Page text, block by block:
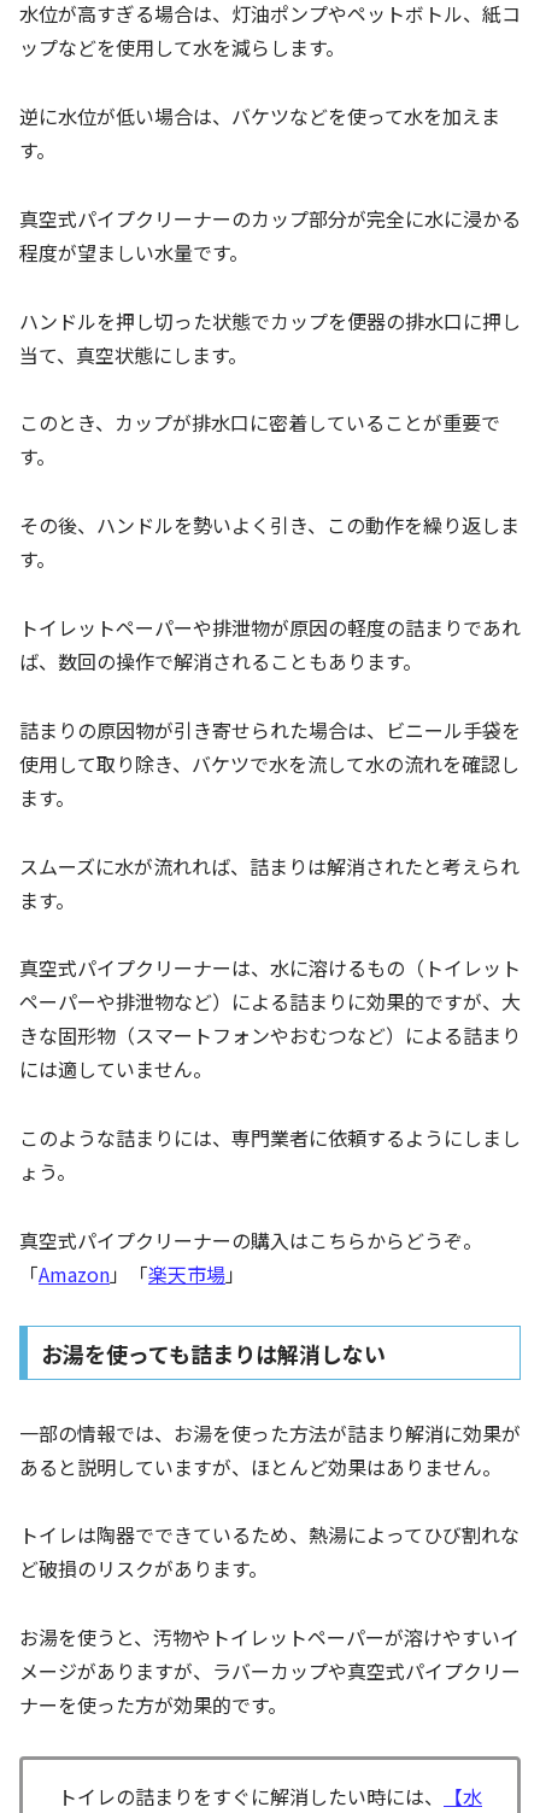
水位が高すぎる場合は、灯油ポンプやペットボトル、紙コ
ップなどを使用して水を減らします。
逆に水位が低い場合は、バケツなどを使って水を加えま
す。
真空式パイプクリーナーのカップ部分が完全に水に浸かる
程度が望ましい水量です。
ハンドルを押し切った状態でカップを便器の排水口に押し
当て、真空状態にします。
このとき、カップが排水口に密着していることが重要で
す。
その後、ハンドルを勢いよく引き、この動作を繰り返しま
す。
トイレットペーパーや排泄物が原因の軽度の詰まりであれ
ば、数回の操作で解消されることもあります。
詰まりの原因物が引き寄せられた場合は、ビニール手袋を
使用して取り除き、バケツで水を流して水の流れを確認し
ます。
スムーズに水が流れれば、詰まりは解消されたと考えられ
ます。
真空式パイプクリーナーは、水に溶けるもの（トイレット
ペーパーや排泄物など）による詰まりに効果的ですが、大
きな固形物（スマートフォンやおむつなど）による詰まり
には適していません。
このような詰まりには、専門業者に依頼するようにしまし
ょう。
真空式パイプクリーナーの購入はこちらからどうぞ。
「Amazon」「楽天市場」
お湯を使っても詰まりは解消しない
一部の情報では、お湯を使った方法が詰まり解消に効果が
あると説明していますが、ほとんど効果はありません。
トイレは陶器でできているため、熱湯によってひび割れな
ど破損のリスクがあります。
お湯を使うと、汚物やトイレットペーパーが溶けやすいイ
メージがありますが、ラバーカップや真空式パイプクリー
ナーを使った方が効果的です。
トイレの詰まりをすぐに解消したい時には、
【水